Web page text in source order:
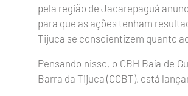
pela região de Jacarepaguá
para que as ações tenham
Tijuca se conscientizem quanto
Pensando nisso, o CBH Baía de
Barra da Tijuca (CCBT), está